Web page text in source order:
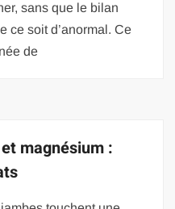
sans que le bilan
ce soit d’anormal. Ce
de
magnésium :